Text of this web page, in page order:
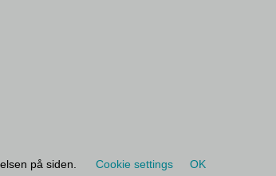
på siden.
Cookie settings OK